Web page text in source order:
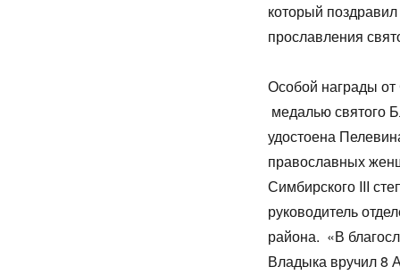
который
прославления
Особой награды
медалью святого
удостоена
православных
Симбирского III
руководитель
района. «В
Владыка вручил 8